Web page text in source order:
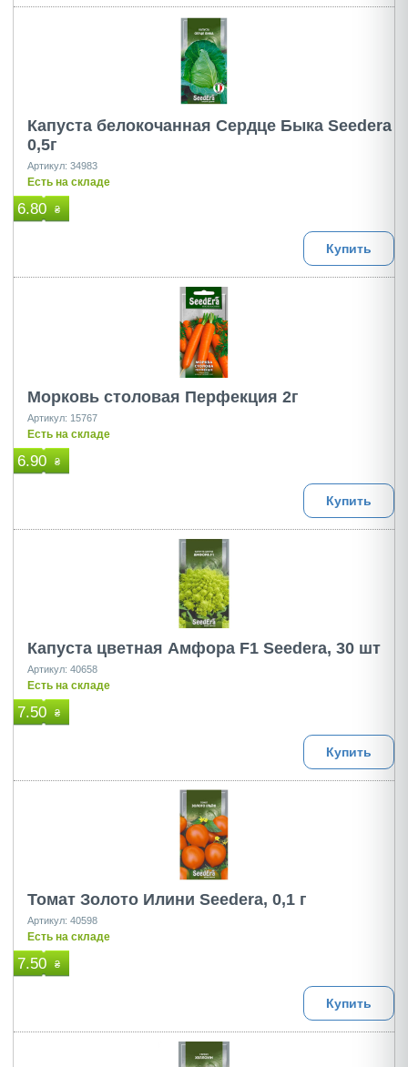
Капуста белокочанная Сердце Быка Seedera
0,5г
Артикул: 34983
Есть на складе
6.80 ₴
Купить
Морковь столовая Перфекция 2г
Артикул: 15767
Есть на складе
6.90 ₴
Купить
Капуста цветная Амфора F1 Seedera, 30 шт
Артикул: 40658
Есть на складе
7.50 ₴
Купить
Томат Золото Илини Seedera, 0,1 г
Артикул: 40598
Есть на складе
7.50 ₴
Купить